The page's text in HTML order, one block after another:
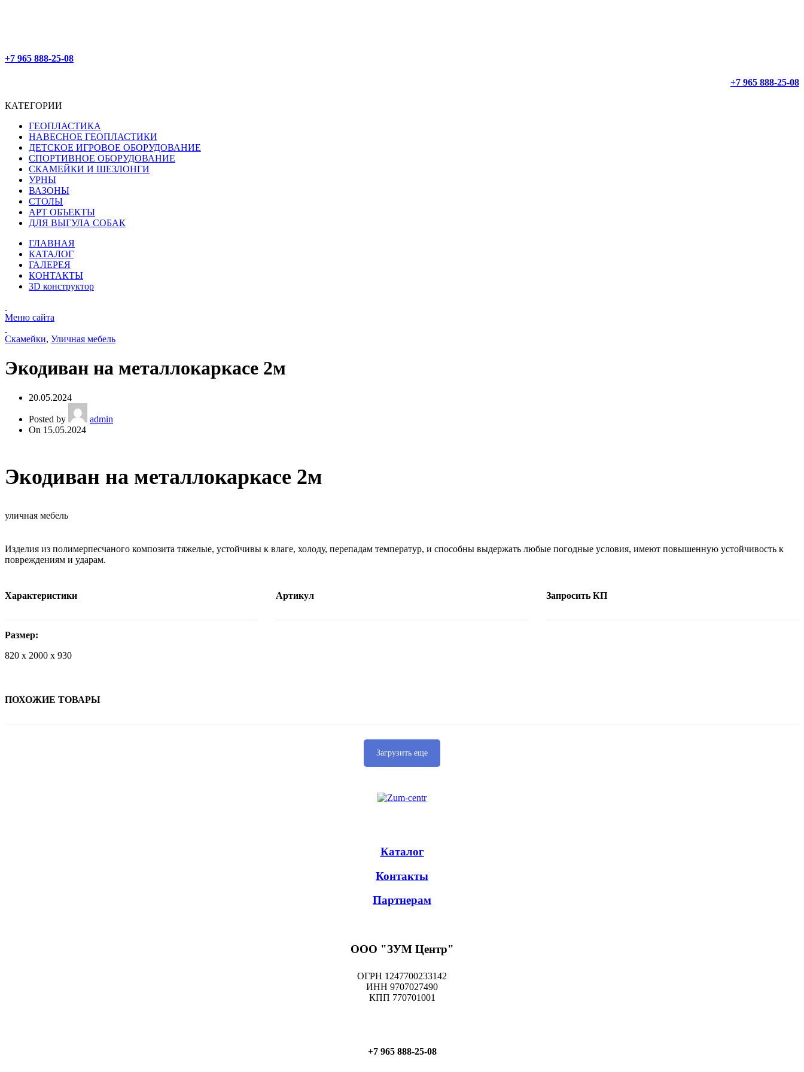
+7 965 888-25-08
+7 965 888-25-08
КАТЕГОРИИ
ГЕОПЛАСТИКА
НАВЕСНОЕ ГЕОПЛАСТИКИ
ДЕТСКОЕ ИГРОВОЕ ОБОРУДОВАНИЕ
СПОРТИВНОЕ ОБОРУДОВАНИЕ
СКАМЕЙКИ И ШЕЗЛОНГИ
УРНЫ
ВАЗОНЫ
СТОЛЫ
АРТ ОБЪЕКТЫ
ДЛЯ ВЫГУЛА СОБАК
ГЛАВНАЯ
КАТАЛОГ
ГАЛЕРЕЯ
КОНТАКТЫ
3D конструктор
Меню сайта
Скамейки, Уличная мебель
Экодиван на металлокаркасе 2м
20.05.2024
Posted by
admin
On 15.05.2024
Экодиван на металлокаркасе 2м
уличная мебель
Изделия из полимерпесчаного композита тяжелые, устойчивы к влаге, холоду, перепадам температур, и способны выдержать любые погодные условия, имеют повышенную устойчивость к
повреждениям и ударам.
Характеристики
Размер:
820 х 2000 х 930
Артикул Запросить КП
ПОХОЖИЕ ТОВАРЫ
Загрузить еще
Каталог
Контакты
Партнерам
ООО "ЗУМ Центр"
ОГРН 1247700233142
ИНН 9707027490
КПП 770701001
+7 965 888-25-08